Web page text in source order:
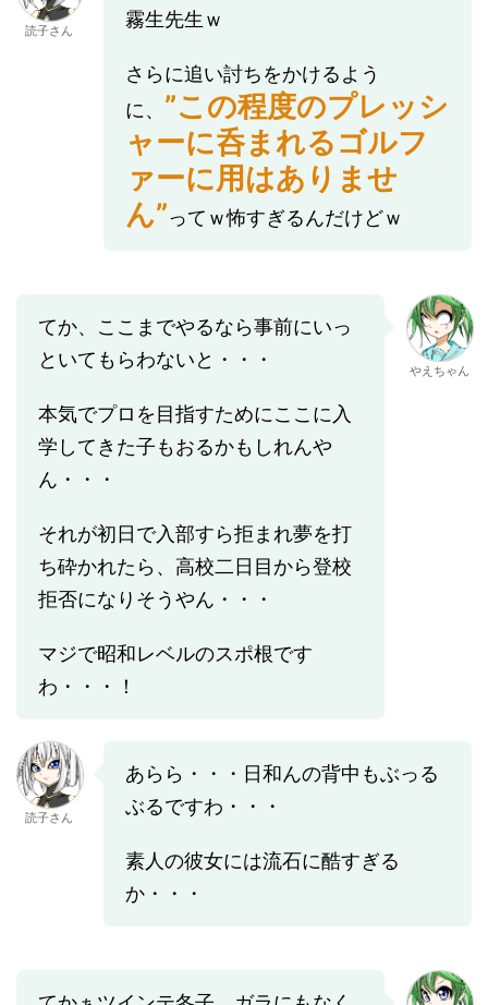
読子さん
霧生先生ｗ
さらに追い討ちをかけるよう
に、 ”この程度のプレッシ
ャーに呑まれるゴルフ
ァーに用はありませ
ん”ってｗ怖すぎるんだけどｗ
てか、ここまでやるなら事前にいっ
といてもらわないと・・・
本気でプロを目指すためにここに入
学してきた子もおるかもしれんや
ん・・・
それが初日で入部すら拒まれ夢を打
ち砕かれたら、高校二日目から登校
拒否になりそうやん・・・
マジで昭和レベルのスポ根です
わ・・・！
やえちゃん
読子さん
あらら・・・日和んの背中もぶっる
ぶるですわ・・・
素人の彼女には流石に酷すぎる
か・・・